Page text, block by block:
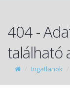
404 -
található
Ingatlanok